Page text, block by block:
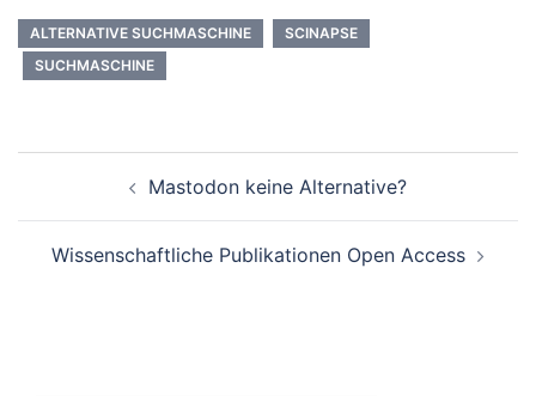
ALTERNATIVE SUCHMASCHINE
SCINAPSE
SUCHMASCHINE
NavigationMastodon keine Alternative?
Wissenschaftliche Publikationen Open Access